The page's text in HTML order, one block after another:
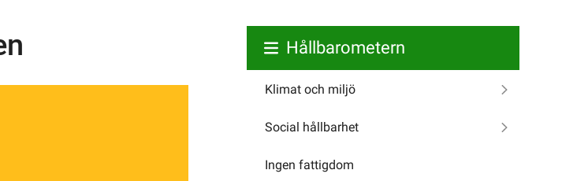
Hållbarometern
Klimat och miljö
Social hållbarhet
Ingen fattigdom